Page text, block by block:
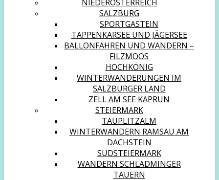
NIEDERÖSTERREICH
SALZBURG
SPORTGASTEIN
TAPPENKARSEE UND JÄGERSEE
BALLONFAHREN UND WANDERN –
FILZMOOS
HOCHKÖNIG
WINTERWANDERUNGEN IM
SALZBURGER LAND
ZELL AM SEE KAPRUN
STEIERMARK
TAUPLITZALM
WINTERWANDERN RAMSAU AM
DACHSTEIN
SÜDSTEIERMARK
WANDERN SCHLADMINGER
TAUERN